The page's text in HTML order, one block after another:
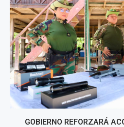
GOBIERNO REFORZARÁ